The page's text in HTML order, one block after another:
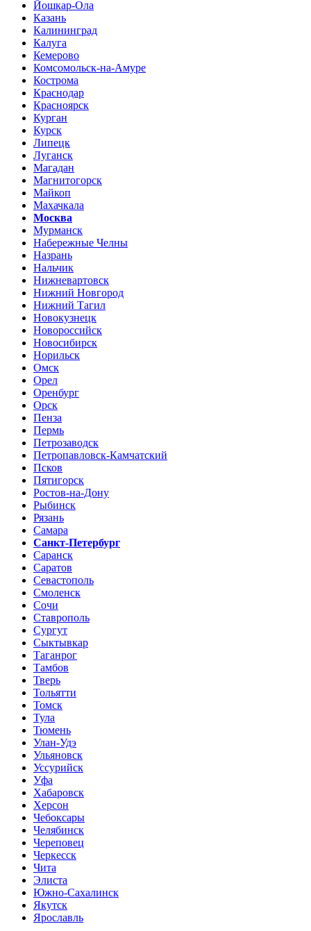
Йошкар-Ола
Казань
Калининград
Калуга
Кемерово
Комсомольск-на-Амуре
Кострома
Краснодар
Красноярск
Курган
Курск
Липецк
Луганск
Магадан
Магнитогорск
Майкоп
Махачкала
Москва
Мурманск
Набережные Челны
Назрань
Нальчик
Нижневартовск
Нижний Новгород
Нижний Тагил
Новокузнецк
Новороссийск
Новосибирск
Норильск
Омск
Орел
Оренбург
Орск
Пенза
Пермь
Петрозаводск
Петропавловск-Камчатский
Псков
Пятигорск
Ростов-на-Дону
Рыбинск
Рязань
Самара
Санкт-Петербург
Саранск
Саратов
Севастополь
Смоленск
Сочи
Ставрополь
Сургут
Сыктывкар
Таганрог
Тамбов
Тверь
Тольятти
Томск
Тула
Тюмень
Улан-Удэ
Ульяновск
Уссурийск
Уфа
Хабаровск
Херсон
Чебоксары
Челябинск
Череповец
Черкесск
Чита
Элиста
Южно-Сахалинск
Якутск
Ярославль